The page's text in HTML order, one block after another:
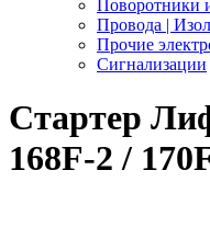
Поворотники
Провода |
Прочие
Сигнализации
Стартер
168F-2 /